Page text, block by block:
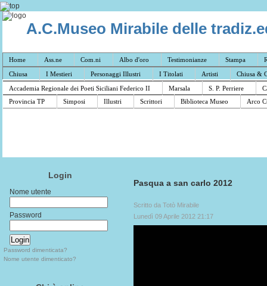
A.C.Museo Mirabile delle
Home Ass.ne Com.ni Albo d'oro Testimonianze Stampa
Chiusa
I Mestieri Personaggi Illustri I Titolati Artisti
Chiusa &
Accademia Regionale dei Poeti Siciliani Federico II
Marsala S. P. Perriere
Provincia TP
Simposi Illustri Scrittori Biblioteca Museo Arco
Login
Nome utente
Password
Password dimenticata?
Nome utente dimenticato?
Pasqua a san carlo 2012
Scritto da Totò Mirabile
Lunedì 09 Aprile 2012 21:17